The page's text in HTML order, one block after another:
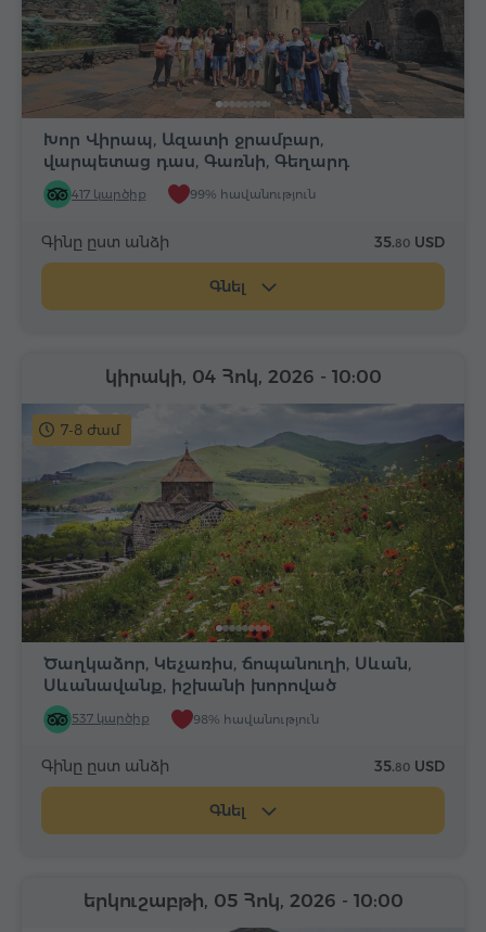
Խոր Վիրապ, Ազատի ջրամբար,
վարպետաց դաս, Գառնի, Գեղարդ
417 կարծիք 99% հավանություն
Գինը ըստ անձի 35.80 USD
Գնել
7-8 ժամ
Ծաղկաձոր, Կեչառիս, ճոպանուղի, Սևան,
Սևանավանք, իշխանի խորոված
537 կարծիք 98% հավանություն
կիրակի, 04 Հոկ, 2026 - 10:00
Գինը ըստ անձի 35.80 USD
Գնել
երկուշաբթի, 05 Հոկ, 2026 - 10:00